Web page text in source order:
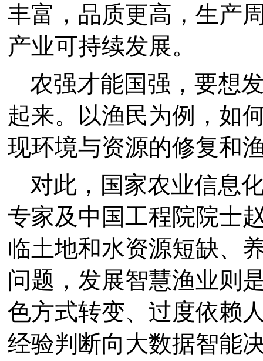
丰富，品质更高，生产
产业可持续发展。
农强才能国强，要想
起来。以渔民为例，如
现环境与资源的修复和
对此，国家农业信息
专家及中国工程院院士
临土地和水资源短缺、
问题，发展智慧渔业则
色方式转变、过度依赖
经验判断向大数据智能